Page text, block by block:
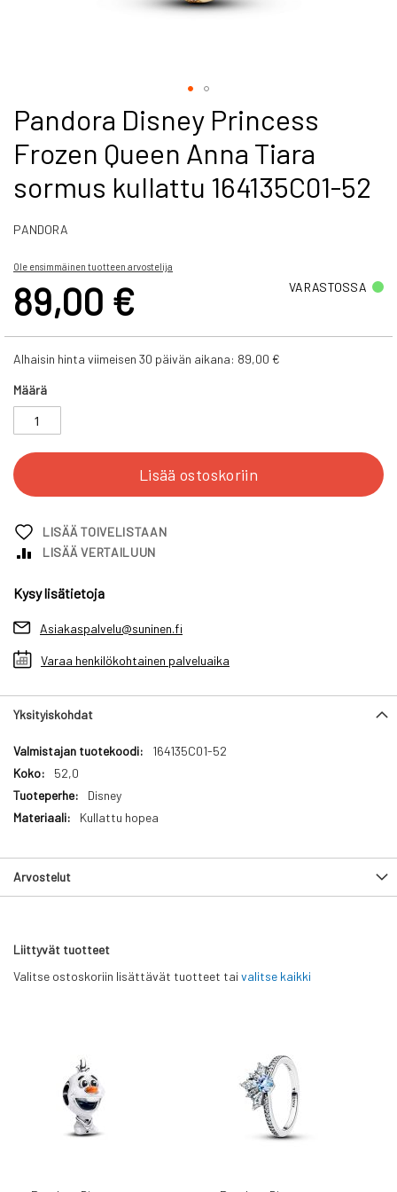
Skip
to
the
beginning
of
the
gallery
Pandora Disney Princess
Frozen Queen Anna Tiara
sormus kullattu 164135C01-52
PANDORA
Ole ensimmäinen tuotteen arvostelija
89,00 € VARASTOSSA
Alhaisin hinta viimeisen 30 päivän aikana: 89,00 €
Määrä
Lisää ostoskoriin
LISÄÄ TOIVELISTAAN
LISÄÄ VERTAILUUN
Kysy lisätietoja
Asiakaspalvelu@suninen.fi
Varaa henkilökohtainen palveluaika
Yksityiskohdat
Yksityiskohdat
164135C01-52
52,0
Disney
Kullattu hopea
Arvostelut
Liittyvät tuotteet
Valitse ostoskoriin lisättävät tuotteet tai valitse kaikki